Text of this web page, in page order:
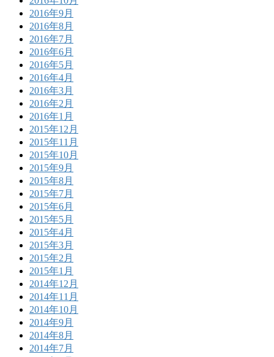
2016年9月
2016年8月
2016年7月
2016年6月
2016年5月
2016年4月
2016年3月
2016年2月
2016年1月
2015年12月
2015年11月
2015年10月
2015年9月
2015年8月
2015年7月
2015年6月
2015年5月
2015年4月
2015年3月
2015年2月
2015年1月
2014年12月
2014年11月
2014年10月
2014年9月
2014年8月
2014年7月